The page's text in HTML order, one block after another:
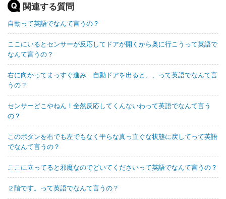
関連する質問
自動って英語でなんて言うの？
ここにいるとセンサーが反応してドアが開くから奥に行こうって英語で
なんて言うの？
右に向かってまっすぐ進み 自動ドアを出ると、、って英語でなんて言
うの？
センサーどこやねん！全然反応してくんないわって英語でなんて言う
の？
このボタンを右でも左でもなく平らな真っ直ぐな状態に戻してって英語
でなんて言うの？
ここに立ってると邪魔なのでどいてくださいって英語でなんて言うの？
２階です。って英語でなんて言うの？